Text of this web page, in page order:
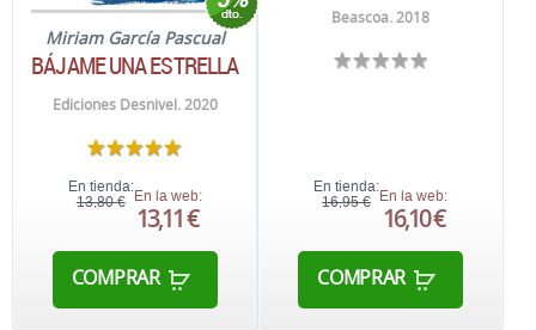
Miriam García Pascual
BÁJAME UNA ESTRELLA
Ediciones Desnivel. 2020
En tienda:
13,80 € En la web:
13,11 €
COMPRAR
Beascoa. 2018
En tienda:
16,95 €
En la web:
16,10 €
COMPRAR